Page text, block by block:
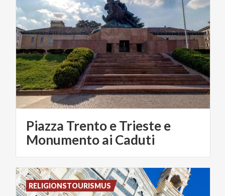
Piazza Trento e Trieste e
Monumento ai Caduti
RELIGIONSTOURISMUS